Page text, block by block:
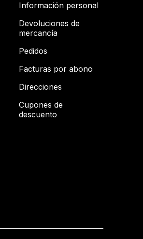
Información personal
Devoluciones de
mercancía
Pedidos
Facturas por abono
Direcciones
Cupones de
descuento